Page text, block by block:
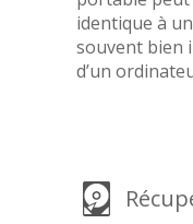
identique à
souvent bien
d’un